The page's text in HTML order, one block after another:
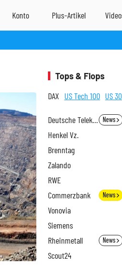
Tops & Flops
DAX US Tech 100 US 30
Deutsche Telekom News
Henkel Vz.
Brenntag
Zalando
RWE
Commerzbank News
Vonovia
Siemens
Rheinmetall News
Scout24